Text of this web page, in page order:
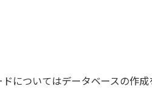
についてはデータベースの作